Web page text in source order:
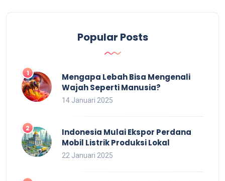
Popular Posts
Mengapa Lebah Bisa Mengenali
Wajah Seperti Manusia?
14 Januari 2025
Indonesia Mulai Ekspor Perdana
Mobil Listrik Produksi Lokal
22 Januari 2025